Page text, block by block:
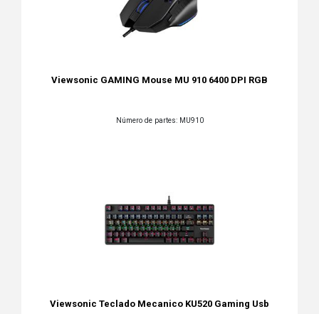
Viewsonic GAMING Mouse MU 910 6400 DPI RGB
Número de partes: MU910
Viewsonic Teclado Mecanico KU520 Gaming Usb